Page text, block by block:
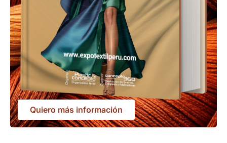
Quiero más información